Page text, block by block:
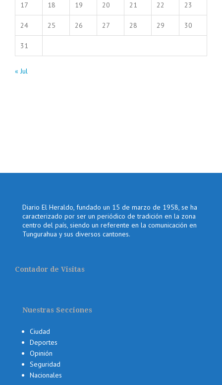
17 18 19 20 21 22 23
24 25 26 27 28 29 30
31
« Jul
Diario El Heraldo, fundado un 15 de marzo de 1958, se ha
caracterizado por ser un periódico de tradición en la zona
centro del país, siendo un referente en la comunicación en
Tungurahua y sus diversos cantones.
Contador de Visitas
Nuestras Secciones
Ciudad
Deportes
Opinión
Seguridad
Nacionales